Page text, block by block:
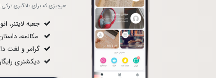
هرچیزی که برای یادگیری ترکی
جعبه لایتنر،
مکالمه،
گرامر و لغت
دیکشنری